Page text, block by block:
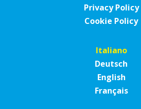
Privacy Policy
Cookie Policy
Italiano
Deutsch
English
Français